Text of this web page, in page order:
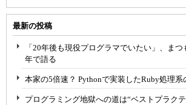
最新の投稿
「20年後も現役プログラマでいたい」、まつ
年で語る
本家の5倍速？ Pythonで実装したRuby処理系
プログラミング地獄への道は“ベストプラク